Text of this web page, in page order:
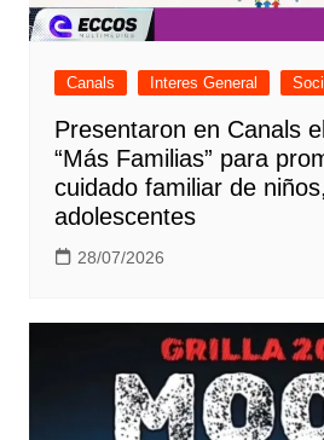
Canals Interes General
Presentaron en Canals
“Más Familias” para
cuidado familiar de
adolescentes
28/07/2026